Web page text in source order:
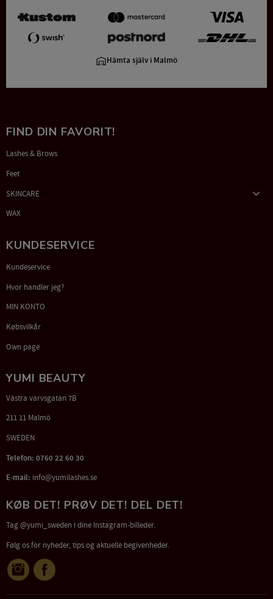
Hämta själv i Malmö
FIND DIN FAVORIT!
Lashes & Brows
Feet
SKINCARE
WAX
KUNDESERVICE
Kundeservice
Hvor handler jeg?
MIN KONTO
Købsvilkår
Own page
YUMI BEAUTY
Västra varvsgatan 7B
211 11 Malmö
SWEDEN
Telefon: 0760 22 60 30
E-mail: info@yumilashes.se
KØB DET! PRØV DET! DEL DET!
Tag @yumi_sweden i dine Instagram-billeder.
Følg os for nyheder, tips og aktuelle begivenheder.